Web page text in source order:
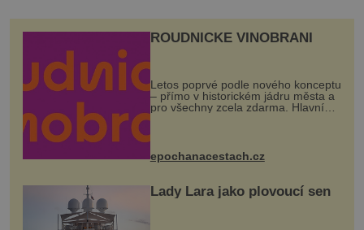
ROUDNICKÉ VINOBRANÍ
Letos poprvé podle nového konceptu
– přímo v historickém jádru města a
pro všechny zcela zdarma. Hlavní
program se odehraje na Karlově a
mohou těšit na víno, burčák, pes...
epochanacestach.cz
Lady Lara jako plovoucí sen